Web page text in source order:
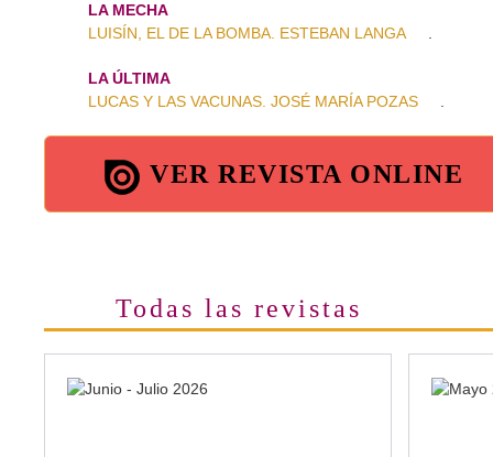
LA MECHA
LUISÍN, EL DE LA BOMBA. ESTEBAN LANGA
.
LA ÚLTIMA
LUCAS Y LAS VACUNAS. JOSÉ MARÍA POZAS
.
VER REVISTA ONLINE
Todas las revistas